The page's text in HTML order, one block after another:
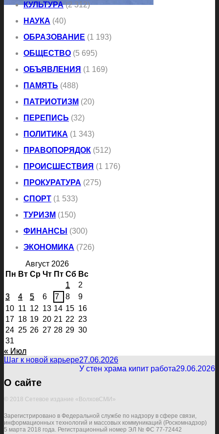
КУЛЬТУРА(2 312)
НАУКА (40)
ОБРАЗОВАНИЕ (1 193)
ОБЩЕСТВО (5 695)
ОБЪЯВЛЕНИЯ (1 169)
ПАМЯТЬ (488)
ПАТРИОТИЗМ (20)
ПЕРЕПИСЬ (32)
ПОЛИТИКА (1 343)
ПРАВОПОРЯДОК (512)
ПРОИСШЕСТВИЯ (1 176)
ПРОКУРАТУРА (275)
СПОРТ (1 533)
ТУРИЗМ (150)
ФИНАНСЫ (300)
ЭКОНОМИКА (726)
Август 2026
Пн Вт Ср Чт Пт Сб Вс
1
2
3
4 5 6 7 8
9
10 11 12 13 14 15 16
17 18 19 20 21 22 23
24 25 26 27 28 29 30
31
« Июл
Шаг к новой карьере27.06.2026
У стен храма кипит работа29.06.2026
О сайте
© 2018 Сетевое издание «ВолховСМИ»
Зарегистрировано в Федеральной службе по надзору в сфере связи,
информационных технологий и массовых коммуникаций (Роскомнадзор)
5 марта 2018 года. Регистрационный номер ЭЛ № ФС 77-72442